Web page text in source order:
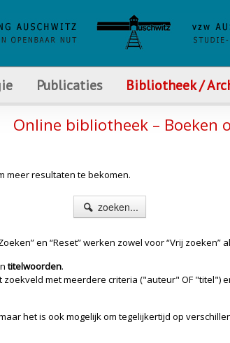
Publicaties Bibliotheek /
Online bibliotheek – Boeken
meer resultaten te bekomen.
zoeken...
en “Reset” werken zowel voor “Vrij zoeken”
titelwoorden.
met meerdere criteria ("auteur" OF
het is ook mogelijk om tegelijkertijd op